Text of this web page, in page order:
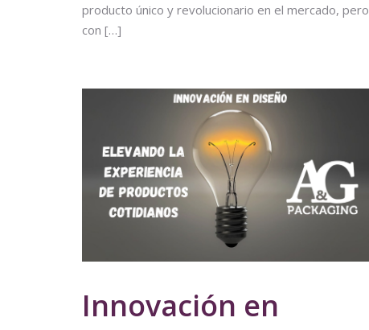
producto único y revolucionario en el mercado, pero
con […]
Innovación en